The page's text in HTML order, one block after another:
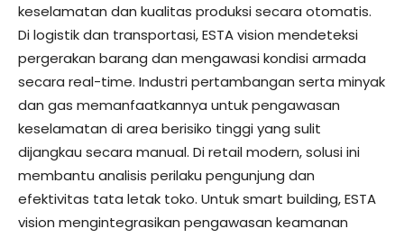
keselamatan dan kualitas produksi secara otomatis.
Di logistik dan transportasi, ESTA vision mendeteksi
pergerakan barang dan mengawasi kondisi armada
secara real-time. Industri pertambangan serta minyak
dan gas memanfaatkannya untuk pengawasan
keselamatan di area berisiko tinggi yang sulit
dijangkau secara manual. Di retail modern, solusi ini
membantu analisis perilaku pengunjung dan
efektivitas tata letak toko. Untuk smart building, ESTA
vision mengintegrasikan pengawasan keamanan